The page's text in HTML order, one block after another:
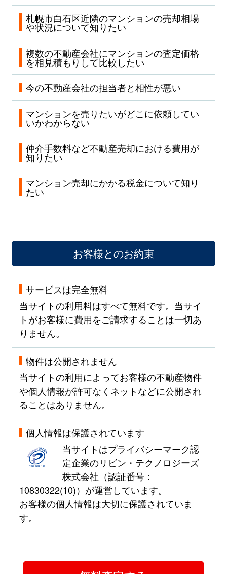
札幌市白石区近隣のマンションの売却相場
や状況について知りたい
複数の不動産会社にマンションの査定価格
を相見積もりして比較したい
今の不動産会社の担当者と相性が悪い
マンションを売りたいがどこに依頼してい
いかわからない
仲介手数料など不動産売却における費用が
知りたい
マンション売却にかかる税金について知り
たい
お客様とのお約束
サービスは完全無料
当サイトの利用料はすべて無料です。当サイ
トがお客様に費用をご請求することは一切あ
りません。
物件は公開されません
当サイトの利用によってお客様の不動産物件
や個人情報が許可なくネットなどに公開され
ることはありません。
個人情報は保護されています
当サイトはプライバシーマーク認
定企業のリビン・テクノロジーズ
株式会社（認証番号：
10830322(10)）が運営しています。
お客様の個人情報は大切に保護されていま
す。